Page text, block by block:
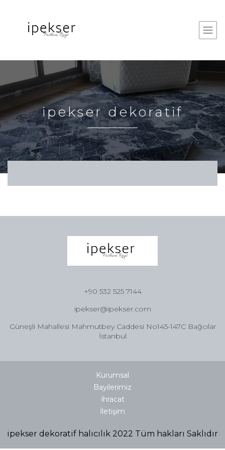
ipekser dekoratif
+90 532 525 7144
ipekser@ipekser.com
Güneşli Mahallesi Mahmutbey Caddesi No145-147C Bağcılar
İstanbul
Kurumsal
Bayilerimiz
İhracat
İletişim
ipekser dekoratif halıcılık 2022 Tüm hakları Saklıdır